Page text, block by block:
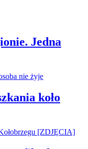
Jedna
koło